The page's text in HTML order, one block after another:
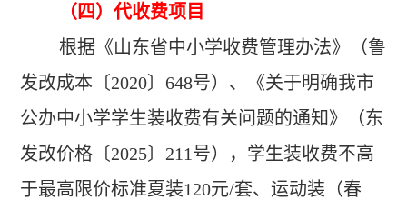
（四）代收费项目
根据《山东省中小学收费管理办法》（鲁
发改成本〔2020〕648号）、《关于明确我市
公办中小学学生装收费有关问题的通知》（东
发改价格〔2025〕211号），学生装收费不高
于最高限价标准夏装120元/套、运动装（春